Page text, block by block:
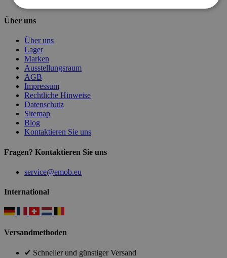
Über uns
Über uns
Lager
Marken
Ausstellungsraum
AGB
Impressum
Rechtliche Hinweise
Datenschutz
Sitemap
Blog
Kontaktieren Sie uns
Fragen? Kontaktieren Sie uns
service@emob.eu
International
Versandmethoden
✔ Schneller und günstiger Versand